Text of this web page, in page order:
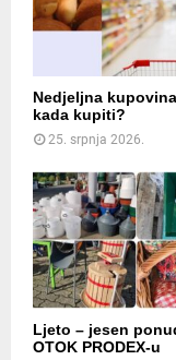
Nedjeljna
kada kupiti?
25. srpnja 2026.
Ljeto – jesen
OTOK PRODEX-u